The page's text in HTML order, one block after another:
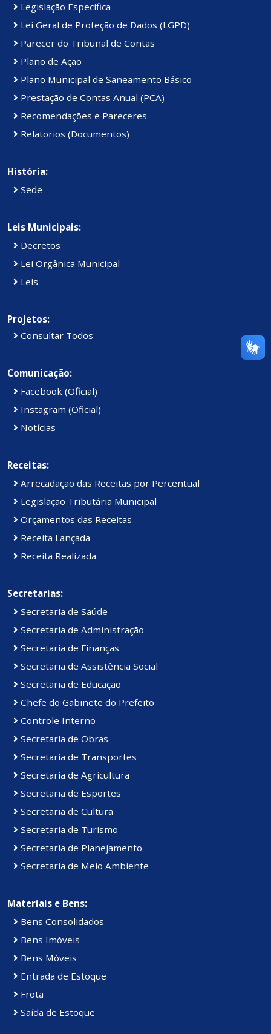
Legislação Específica
Lei Geral de Proteção de Dados (LGPD)
Parecer do Tribunal de Contas
Plano de Ação
Plano Municipal de Saneamento Básico
Prestação de Contas Anual (PCA)
Recomendações e Pareceres
Relatorios (Documentos)
História:
Sede
Leis Municipais:
Decretos
Lei Orgânica Municipal
Leis
Projetos:
Consultar Todos
Comunicação:
Facebook (Oficial)
Instagram (Oficial)
Notícias
Receitas:
Arrecadação das Receitas por Percentual
Legislação Tributária Municipal
Orçamentos das Receitas
Receita Lançada
Receita Realizada
Secretarias:
Secretaria de Saúde
Secretaria de Administração
Secretaria de Finanças
Secretaria de Assistência Social
Secretaria de Educação
Chefe do Gabinete do Prefeito
Controle Interno
Secretaria de Obras
Secretaria de Transportes
Secretaria de Agricultura
Secretaria de Esportes
Secretaria de Cultura
Secretaria de Turismo
Secretaria de Planejamento
Secretaria de Meio Ambiente
Materiais e Bens:
Bens Consolidados
Bens Imóveis
Bens Móveis
Entrada de Estoque
Frota
Saída de Estoque